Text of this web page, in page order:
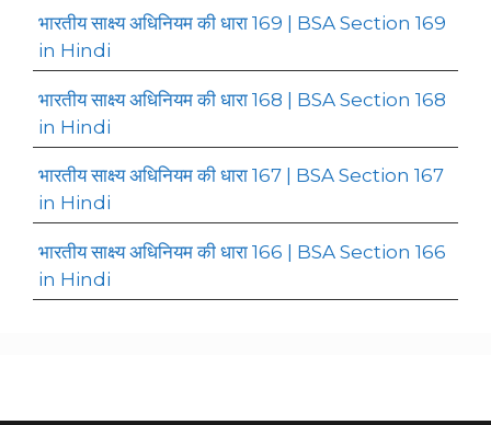
भारतीय साक्ष्य अधिनियम की धारा 169 | BSA Section 169
in Hindi
भारतीय साक्ष्य अधिनियम की धारा 168 | BSA Section 168
in Hindi
भारतीय साक्ष्य अधिनियम की धारा 167 | BSA Section 167
in Hindi
भारतीय साक्ष्य अधिनियम की धारा 166 | BSA Section 166
in Hindi